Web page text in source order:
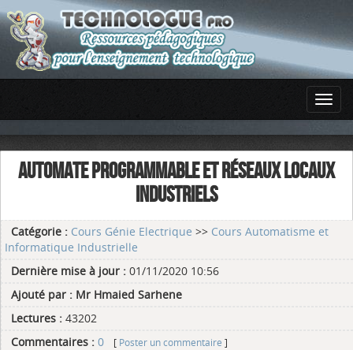
AUTOMATE PROGRAMMABLE ET RÉSEAUX LOCAUX
INDUSTRIELS
Catégorie : Cours Génie Electrique >> Cours Automatisme et
Informatique Industrielle
Dernière mise à jour : 01/11/2020 10:56
Ajouté par : Mr Hmaied Sarhene
Lectures : 43202
Commentaires : 0 [ Poster un commentaire ]